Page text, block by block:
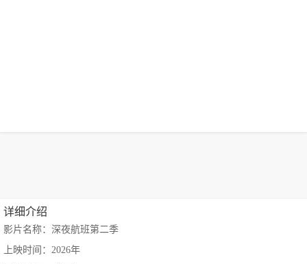
详细介绍
影片名称：深夜航班第二季
上映时间：2026年